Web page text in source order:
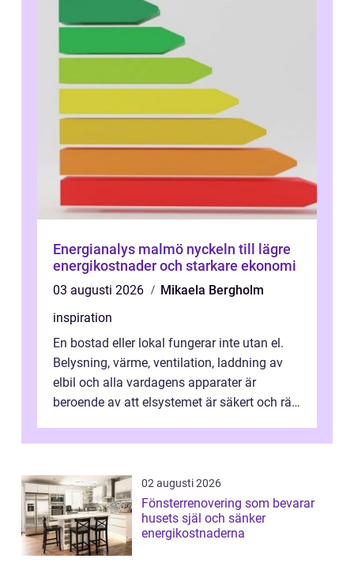
Energianalys malmö nyckeln till lägre
energikostnader och starkare ekonomi
03 augusti 2026
Mikaela Bergholm
inspiration
En bostad eller lokal fungerar inte utan el.
Belysning, värme, ventilation, laddning av
elbil och alla vardagens apparater är
beroende av att elsystemet är säkert och rätt
02 augusti 2026
Fönsterrenovering som bevarar
husets själ och sänker
energikostnaderna